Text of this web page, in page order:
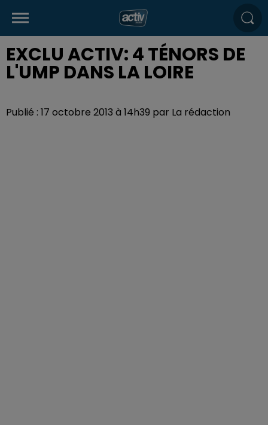
EXCLU ACTIV: 4 TÉNORS DE
L'UMP DANS LA LOIRE
Publié : 17 octobre 2013 à 14h39 par La rédaction